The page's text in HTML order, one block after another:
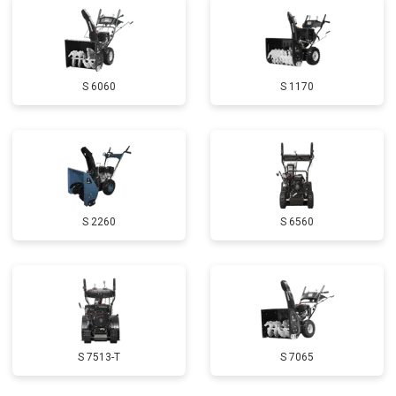
Замена маховика Заказать
Замена шины на колесном диске от 2000 ₽ Заказать
Ремонт электропроводки от 3150 ₽ Заказать
Полное ТО от 4900 ₽
Ремонт привода от 3250 ₽
Замена свечей зажигания от 1820 ₽ Заказать
Демонтаж-монтаж двигателя от 6400 ₽
Ремонт сцепления от 3800 ₽ Заказать
S 6060 S 1170
S 2260 S 6560
S 7513-T S 7065